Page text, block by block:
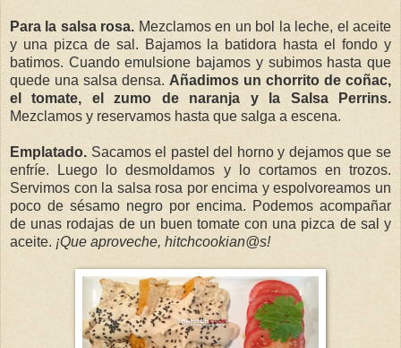
Para la salsa rosa. Mezclamos en un bol la leche, el aceite
y una pizca de sal. Bajamos la batidora hasta el fondo y
batimos. Cuando emulsione bajamos y subimos hasta que
quede una salsa densa. Añadimos un chorrito de coñac,
el tomate, el zumo de naranja y la Salsa Perrins.
Mezclamos y reservamos hasta que salga a escena.
Emplatado. Sacamos el pastel del horno y dejamos que se
enfríe. Luego lo desmoldamos y lo cortamos en trozos.
Servimos con la salsa rosa por encima y espolvoreamos un
poco de sésamo negro por encima. Podemos acompañar
de unas rodajas de un buen tomate con una pizca de sal y
aceite. ¡Que aproveche, hitchcookian@s!